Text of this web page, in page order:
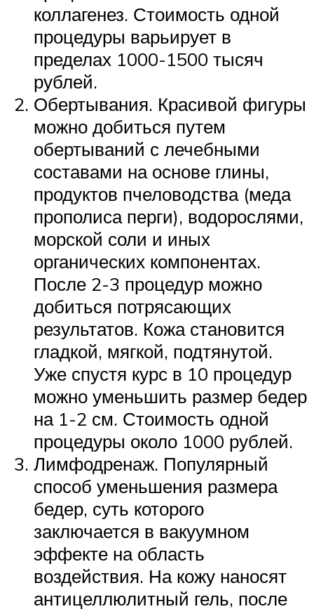
коллагенез. Стоимость одной
процедуры варьирует в
пределах 1000-1500 тысяч
рублей.
Обертывания. Красивой фигуры
можно добиться путем
обертываний с лечебными
составами на основе глины,
продуктов пчеловодства (меда
прополиса перги), водорослями,
морской соли и иных
органических компонентах.
После 2-3 процедур можно
добиться потрясающих
результатов. Кожа становится
гладкой, мягкой, подтянутой.
Уже спустя курс в 10 процедур
можно уменьшить размер бедер
на 1-2 см. Стоимость одной
процедуры около 1000 рублей.
Лимфодренаж. Популярный
способ уменьшения размера
бедер, суть которого
заключается в вакуумном
эффекте на область
воздействия. На кожу наносят
антицеллюлитный гель, после